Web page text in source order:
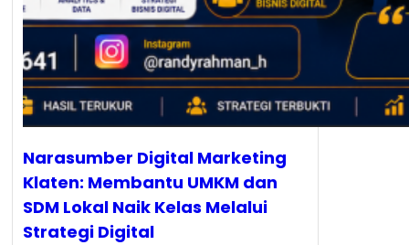
Narasumber Digital Marketing
Klaten: Membantu UMKM dan
SDM Lokal Naik Kelas Melalui
Strategi Digital